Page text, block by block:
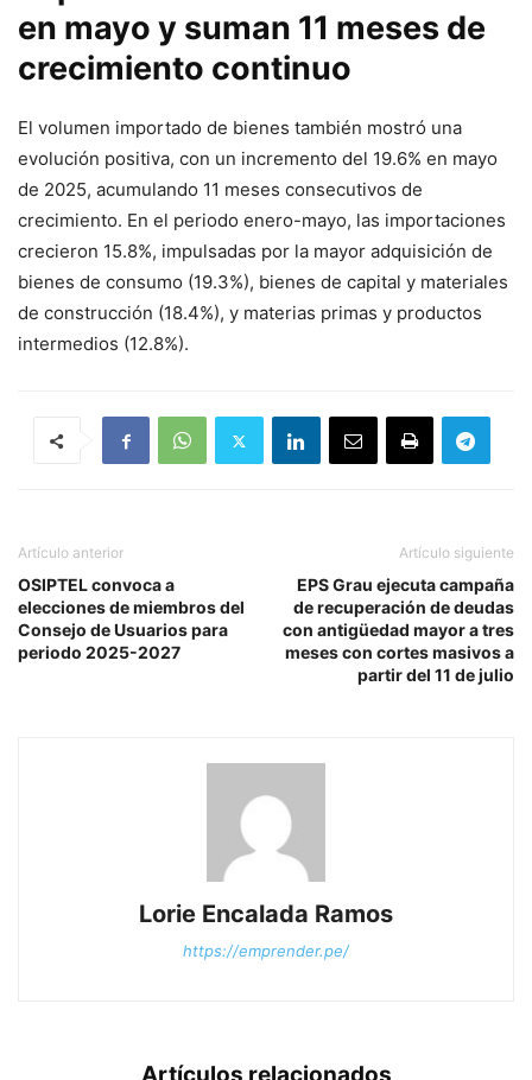
en mayo y suman 11 meses de
crecimiento continuo
El volumen importado de bienes también mostró una
evolución positiva, con un incremento del 19.6% en mayo
de 2025, acumulando 11 meses consecutivos de
crecimiento. En el periodo enero-mayo, las importaciones
crecieron 15.8%, impulsadas por la mayor adquisición de
bienes de consumo (19.3%), bienes de capital y materiales
de construcción (18.4%), y materias primas y productos
intermedios (12.8%).
Artículo anterior
OSIPTEL convoca a
elecciones de miembros del
Consejo de Usuarios para
periodo 2025-2027
Artículo siguiente
EPS Grau ejecuta campaña
de recuperación de deudas
con antigüedad mayor a tres
meses con cortes masivos a
partir del 11 de julio
Lorie Encalada Ramos
https://emprender.pe/